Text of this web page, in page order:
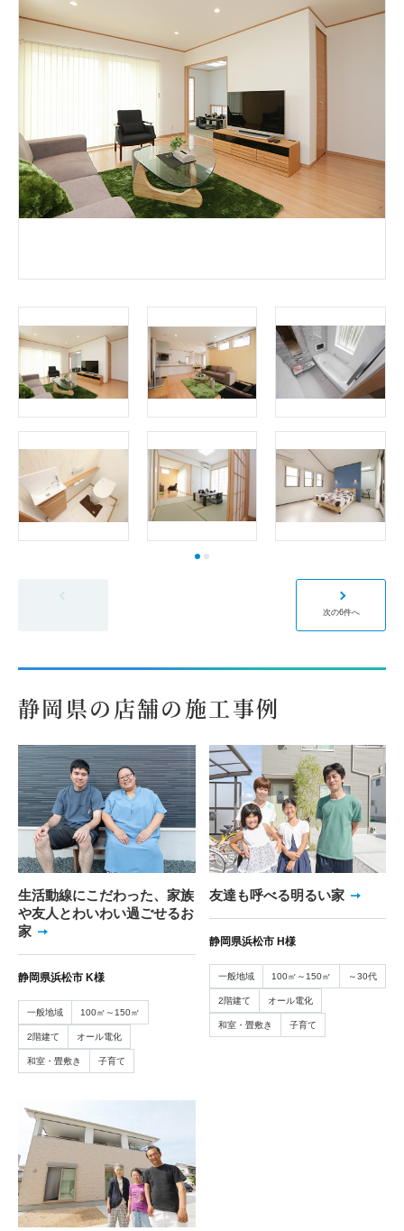
次の6件へ
静岡県の店舗の施工事例
生活動線にこだわった、家族
や友人とわいわい過ごせるお
家
静岡県浜松市 K様
一般地域 100㎡～150㎡
2階建て オール電化
和室・畳敷き 子育て
友達も呼べる明るい家
静岡県浜松市 H様
一般地域 100㎡～150㎡ ～30代
2階建て オール電化
和室・畳敷き 子育て